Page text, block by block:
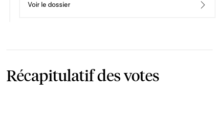
Voir le dossier
Récapitulatif des votes